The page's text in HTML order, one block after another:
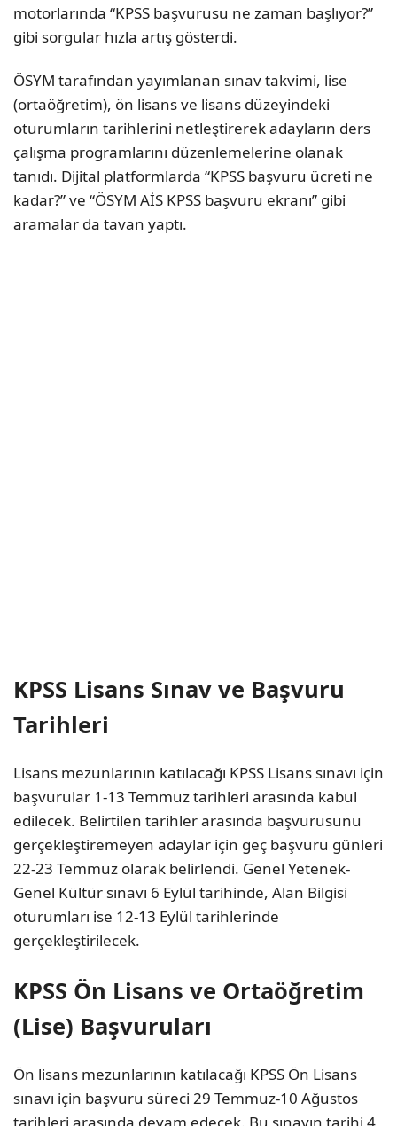
motorlarında “KPSS başvurusu ne zaman başlıyor?”
gibi sorgular hızla artış gösterdi.
ÖSYM tarafından yayımlanan sınav takvimi, lise
(ortaöğretim), ön lisans ve lisans düzeyindeki
oturumların tarihlerini netleştirerek adayların ders
çalışma programlarını düzenlemelerine olanak
tanıdı. Dijital platformlarda “KPSS başvuru ücreti ne
kadar?” ve “ÖSYM AİS KPSS başvuru ekranı” gibi
aramalar da tavan yaptı.
KPSS Lisans Sınav ve Başvuru
Tarihleri
Lisans mezunlarının katılacağı KPSS Lisans sınavı için
başvurular 1-13 Temmuz tarihleri arasında kabul
edilecek. Belirtilen tarihler arasında başvurusunu
gerçekleştiremeyen adaylar için geç başvuru günleri
22-23 Temmuz olarak belirlendi. Genel Yetenek-
Genel Kültür sınavı 6 Eylül tarihinde, Alan Bilgisi
oturumları ise 12-13 Eylül tarihlerinde
gerçekleştirilecek.
KPSS Ön Lisans ve Ortaöğretim
(Lise) Başvuruları
Ön lisans mezunlarının katılacağı KPSS Ön Lisans
sınavı için başvuru süreci 29 Temmuz-10 Ağustos
tarihleri arasında devam edecek. Bu sınavın tarihi 4